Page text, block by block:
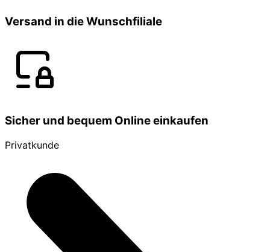
Versand in die Wunschfiliale
Sicher und bequem Online einkaufen
Privatkunde